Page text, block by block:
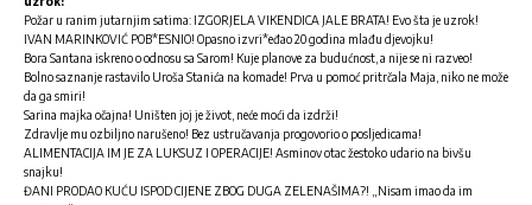
Požar u ranim jutarnjim satima: IZGORJELA VIKENDICA JALE BRATA! Evo šta je uzrok!
IVAN MARINKOVIĆ POB*ESNIO! Opasno izvri*eđao 20 godina mlađu djevojku!
Bora Santana iskreno o odnosu sa Sarom! Kuje planove za budućnost, a nije se ni razveo!
Bolno saznanje rastavilo Uroša Stanića na komade! Prva u pomoć pritrčala Maja, niko ne može
da ga smiri!
Sarina majka očajna! Uništen joj je život, neće moći da izdrži!
Zdravlje mu ozbiljno narušeno! Bez ustručavanja progovorio o posljedicama!
ALIMENTACIJA IM JE ZA LUKSUZ I OPERACIJE! Asminov otac žestoko udario na bivšu
snajku!
ĐANI PRODAO KUĆU ISPOD CIJENE ZBOG DUGA ZELENAŠIMA?! „Nisam imao da im